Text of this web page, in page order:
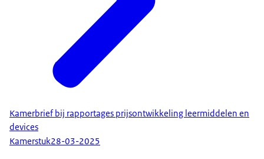
Kamerbrief bij rapportages prijsontwikkeling leermiddelen en
devices
Kamerstuk28-03-2025